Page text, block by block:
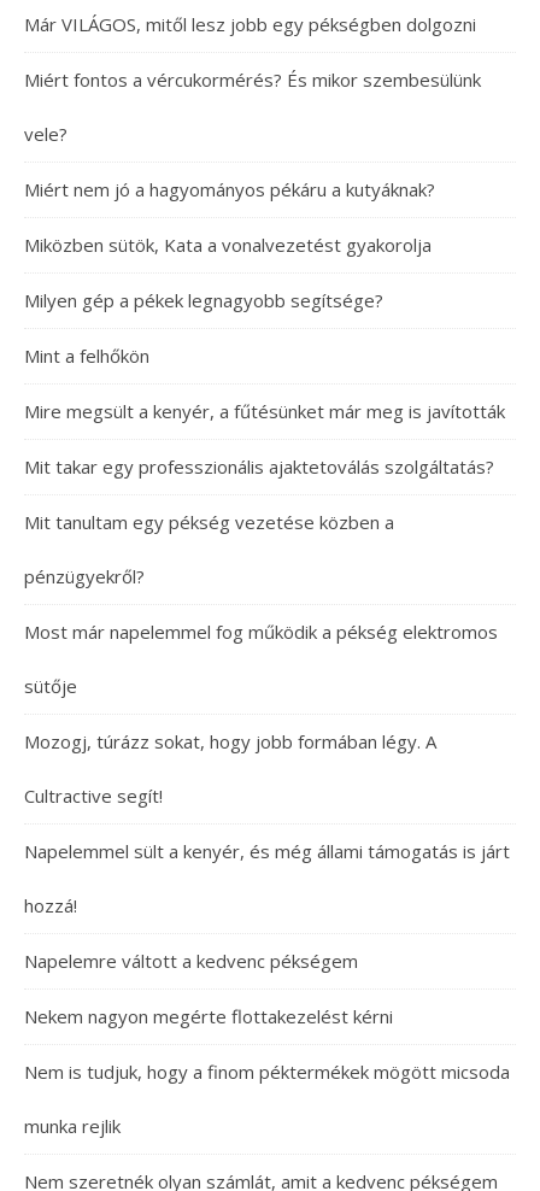
Már VILÁGOS, mitől lesz jobb egy pékségben dolgozni
Miért fontos a vércukormérés? És mikor szembesülünk
vele?
Miért nem jó a hagyományos pékáru a kutyáknak?
Miközben sütök, Kata a vonalvezetést gyakorolja
Milyen gép a pékek legnagyobb segítsége?
Mint a felhőkön
Mire megsült a kenyér, a fűtésünket már meg is javították
Mit takar egy professzionális ajaktetoválás szolgáltatás?
Mit tanultam egy pékség vezetése közben a
pénzügyekről?
Most már napelemmel fog működik a pékség elektromos
sütője
Mozogj, túrázz sokat, hogy jobb formában légy. A
Cultractive segít!
Napelemmel sült a kenyér, és még állami támogatás is járt
hozzá!
Napelemre váltott a kedvenc pékségem
Nekem nagyon megérte flottakezelést kérni
Nem is tudjuk, hogy a finom péktermékek mögött micsoda
munka rejlik
Nem szeretnék olyan számlát, amit a kedvenc pékségem